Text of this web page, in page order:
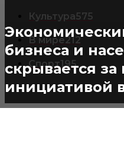
бизнеса и
скрывается за
инициативой
Культура575
В мире212
Спорт195